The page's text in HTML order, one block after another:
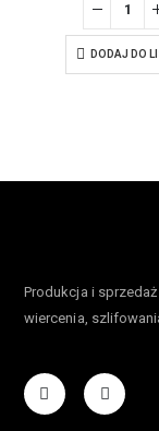
DODAJ DO
Produkcja i
wiercenia,